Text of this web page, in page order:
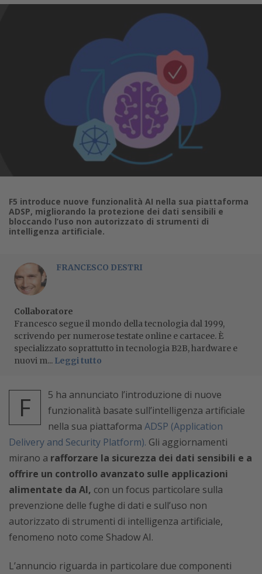
F5 introduce nuove funzionalità AI nella sua piattaforma
ADSP, migliorando la protezione dei dati sensibili e
bloccando l’uso non autorizzato di strumenti di
intelligenza artificiale.
FRANCESCO DESTRI
Collaboratore
Francesco segue il mondo della tecnologia dal 1999,
scrivendo per numerose testate online e cartacee. È
specializzato soprattutto in tecnologia B2B, hardware e
nuovi m... Leggi tutto
F
5 ha annunciato l’introduzione di nuove
funzionalità basate sull’intelligenza artificiale
nella sua piattaforma ADSP (Application
Delivery and Security Platform). Gli aggiornamenti
mirano a rafforzare la sicurezza dei dati sensibili e a
offrire un controllo avanzato sulle applicazioni
alimentate da AI, con un focus particolare sulla
prevenzione delle fughe di dati e sull’uso non
autorizzato di strumenti di intelligenza artificiale,
fenomeno noto come Shadow AI.
L’annuncio riguarda in particolare due componenti